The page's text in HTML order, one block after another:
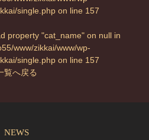
single.php on line 157
property "cat_name" on null in
www/zikkai/www/wp-
single.php on line 157
覧へ戻る
NEWS